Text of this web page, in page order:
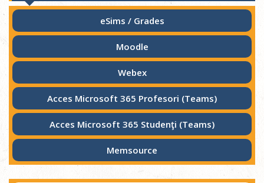
eSims / Grades
Moodle
Webex
Acces Microsoft 365 Profesori (Teams)
Acces Microsoft 365 Studenţi (Teams)
Memsource